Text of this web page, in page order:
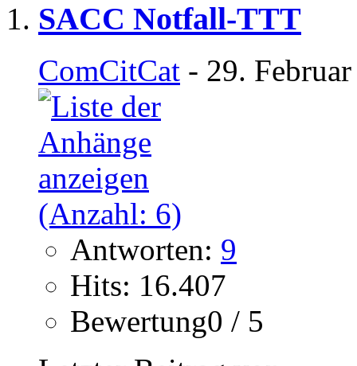
SACC Notfall-TTT
ComCitCat - 29.
Antworten: 9
Hits: 16.407
Bewertung0 / 5